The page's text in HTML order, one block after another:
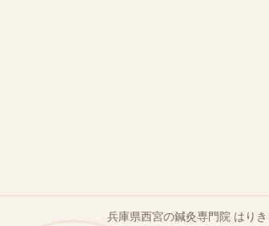
兵庫県西宮の鍼灸専門院 はり